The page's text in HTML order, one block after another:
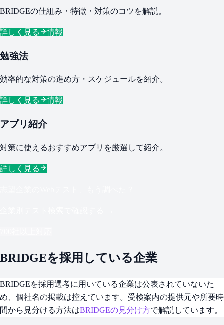
BRIDGEの仕組み・特徴・対策のコツを解説。
詳しく見る 情報
勉強法
効率的な対策の進め方・スケジュールを紹介。
詳しく見る 情報
アプリ紹介
対策に使えるおすすめアプリを厳選して紹介。
詳しく見る
BRIDGEを採用している企業
BRIDGEを採用選考に用いている企業は公表されていないた
め、個社名の掲載は控えています。受検案内の提供元や所要時
間から見分ける方法はBRIDGEの見分け方で解説しています。